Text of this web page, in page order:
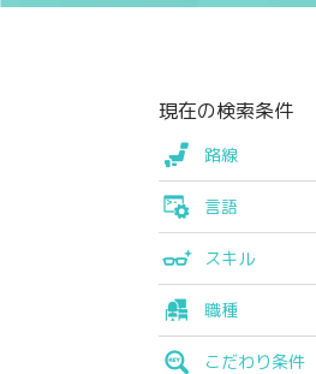
現在の検索条件
路線
言語
スキル
職種
こだわり条件